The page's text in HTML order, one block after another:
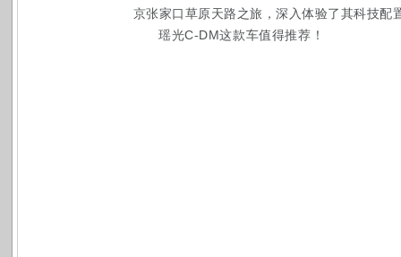
京张家口草原天路之旅，深入体验了其科技配
瑶光C-DM这款车值得推荐！